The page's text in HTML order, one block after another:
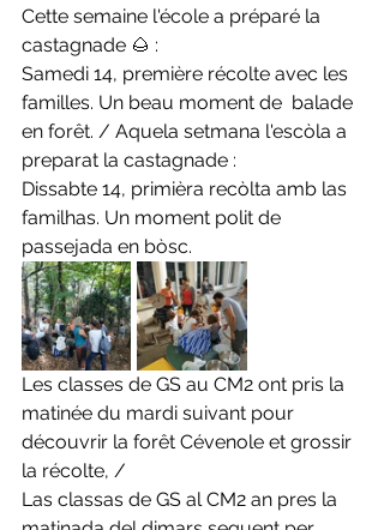
Cette semaine l'école a préparé la
castagnade 🌰 :
Samedi 14, première récolte avec les
familles. Un beau moment de  balade
en forêt. / Aquela setmana l'escòla a
preparat la castagnade :
Dissabte 14, primièra recòlta amb las
familhas. Un moment polit de
passejada en bòsc.
Les classes de GS au CM2 ont pris la
matinée du mardi suivant pour
découvrir la forêt Cévenole et grossir
la récolte, /
Las classas de GS al CM2 an pres la